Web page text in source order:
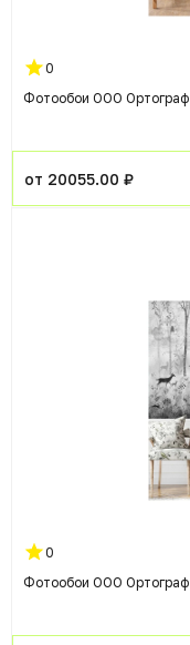
0
Фотообои ООО Ортограф
от 20055.00 ₽
0
Фотообои ООО Ортограф